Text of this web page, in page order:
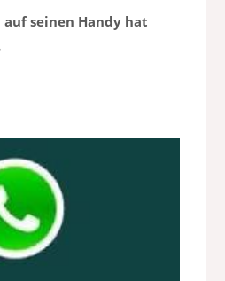
auf seinen Handy hat